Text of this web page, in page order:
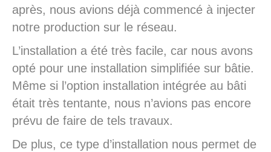
après, nous avions déjà commencé à injecter
notre production sur le réseau.
L’installation a été très facile, car nous avons
opté pour une installation simplifiée sur bâtie.
Même si l’option installation intégrée au bâti
était très tentante, nous n’avions pas encore
prévu de faire de tels travaux.
De plus, ce type d’installation nous permet de